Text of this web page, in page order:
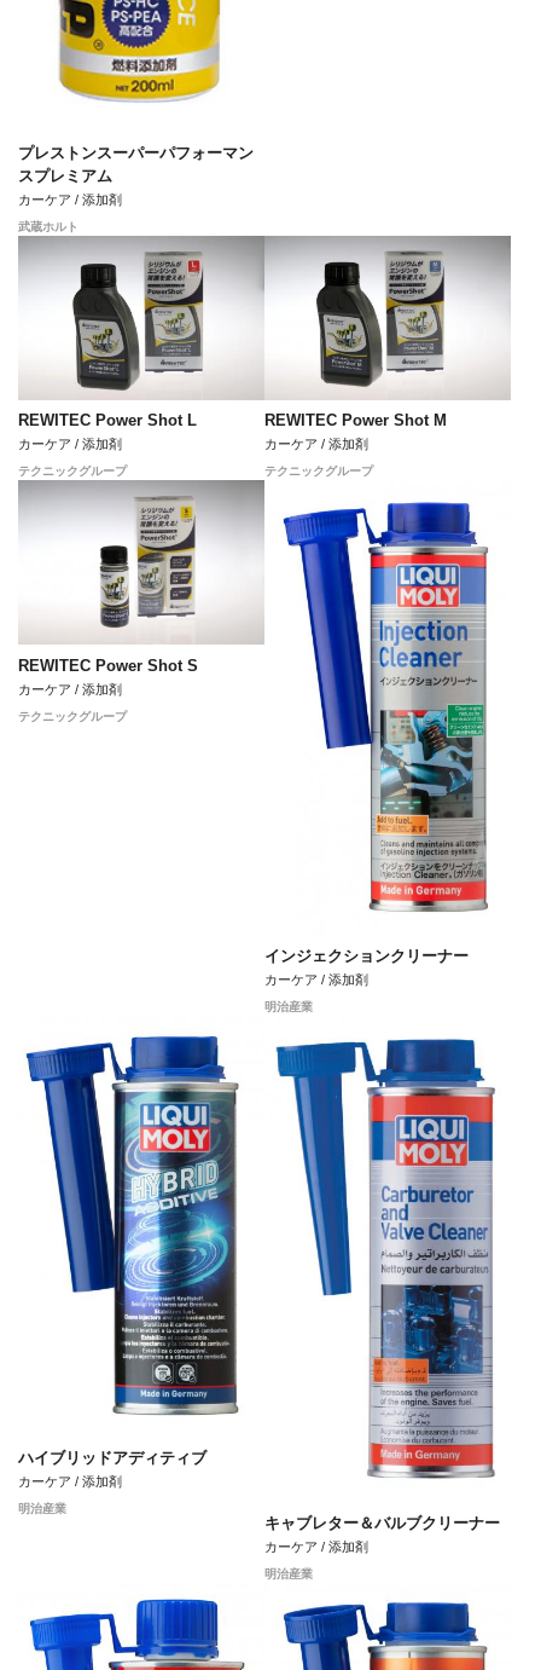
プレストンスーパーパフォーマン
スプレミアム
カーケア / 添加剤
武蔵ホルト
REWITEC Power Shot L
カーケア / 添加剤
テクニックグループ
REWITEC Power Shot M
カーケア / 添加剤
テクニックグループ
REWITEC Power Shot S
カーケア / 添加剤
テクニックグループ
インジェクションクリーナー
カーケア / 添加剤
明治産業
ハイブリッドアディティブ
カーケア / 添加剤
明治産業
キャブレター＆バルブクリーナー
カーケア / 添加剤
明治産業